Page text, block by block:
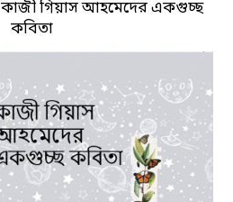
কাজী গিয়াস আহমেদের একগুচ্ছ
কবিতা